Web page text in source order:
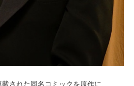
された同名コミックを原作に、